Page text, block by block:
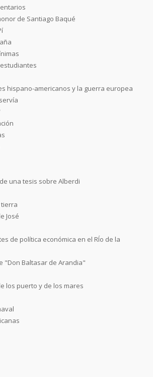
de Santiago Baqué
hispano-americanos y la guerra europea
una tesis sobre Alberdi
José
de política económica en el RÍo de la
"Don Baltasar de Arandia"
los puerto y de los mares